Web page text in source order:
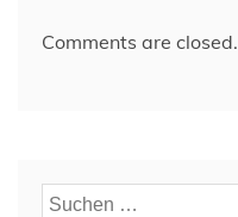
Comments are closed.
Suchen